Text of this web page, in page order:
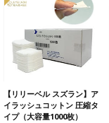
【リリーベル スズラン】ア
イラッシュコットン 圧縮タ
イプ（大容量1000枚）